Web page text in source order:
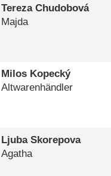
Tereza Chudobová
Majda
Milos Kopecký
Altwarenhändler
Ljuba Skorepova
Agatha